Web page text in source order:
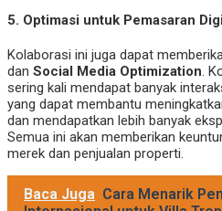
5. Optimasi untuk Pemasaran
Kolaborasi ini juga dapat
dan Social Media Optimization.
sering kali mendapat banyak
yang dapat membantu
dan mendapatkan lebih banyak
Semua ini akan memberikan
merek dan penjualan properti.
Baca Juga Cara Menarik